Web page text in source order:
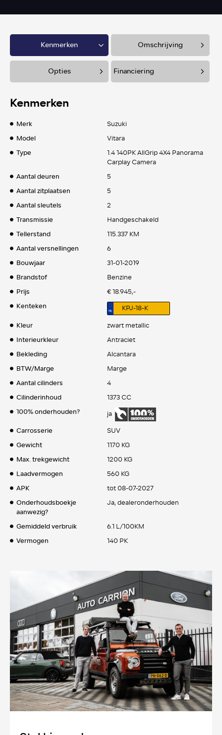
Kenmerken Omschrijving
Opties Financiering
Kenmerken
Merk
Suzuki
Model
Vitara
Type
1.4 140PK AllGrip 4X4 Panorama
Carplay Camera
Aantal deuren
5
Aantal zitplaatsen
5
Aantal sleutels
2
Transmissie
Handgeschakeld
Tellerstand
115.337 KM
Aantal versnellingen
6
Bouwjaar
31-01-2019
Brandstof
Benzine
Prijs
€ 18.945,-
Kenteken
KPJ-18-K
Kleur
zwart metallic
Interieurkleur
Antraciet
Bekleding
Alcantara
BTW/Marge
Marge
Aantal cilinders
4
Cilinderinhoud
1373 CC
100% onderhouden?
ja
Carrosserie
SUV
Gewicht
1170 KG
Max. trekgewicht
1200 KG
Laadvermogen
560 KG
APK
tot 08-07-2027
Onderhoudsboekje
aanwezig?
Ja, dealeronderhouden
Gemiddeld verbruik
6.1 L/100KM
Vermogen
140 PK